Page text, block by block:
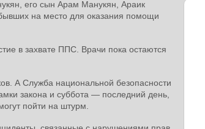
его сын Арам Манукян, Араик
на место для оказания помощи
в захвате ППС. Врачи пока остаются
А Служба национальной безопасности
закона и суббота — последний день,
пойти на штурм.